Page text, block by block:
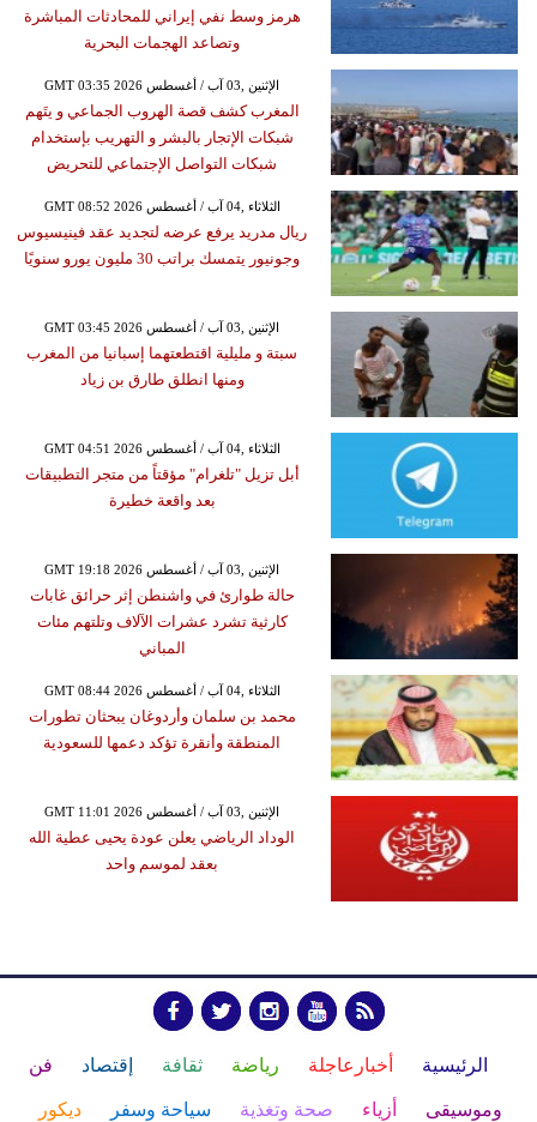
هرمز وسط نفي إيراني للمحادثات المباشرة
وتصاعد الهجمات البحرية
GMT 03:35 2026 الإثنين ,03 آب / أغسطس
المغرب كشف قصة الهروب الجماعي و يتَهم
شبكات الإتجار بالبشر و التهريب بإستخدام
شبكات التواصل الإجتماعي للتحريض
GMT 08:52 2026 الثلاثاء ,04 آب / أغسطس
ريال مدريد يرفع عرضه لتجديد عقد فينيسيوس
وجونيور يتمسك براتب 30 مليون يورو سنويًا
GMT 03:45 2026 الإثنين ,03 آب / أغسطس
سبتة و مليلية اقتطعتهما إسبانيا من المغرب
ومنها انطلق طارق بن زياد
GMT 04:51 2026 الثلاثاء ,04 آب / أغسطس
أبل تزيل "تلغرام" مؤقتاً من متجر التطبيقات
بعد واقعة خطيرة
GMT 19:18 2026 الإثنين ,03 آب / أغسطس
حالة طوارئ في واشنطن إثر حرائق غابات
كارثية تشرد عشرات الآلاف وتلتهم مئات
المباني
GMT 08:44 2026 الثلاثاء ,04 آب / أغسطس
محمد بن سلمان وأردوغان يبحثان تطورات
المنطقة وأنقرة تؤكد دعمها للسعودية
GMT 11:01 2026 الإثنين ,03 آب / أغسطس
الوداد الرياضي يعلن عودة يحيى عطية الله
بعقد لموسم واحد
الرئيسية أخبارعاجلة رياضة ثقافة إقتصاد فن
وموسيقى أزياء صحة وتغذية سياحة وسفر ديكور